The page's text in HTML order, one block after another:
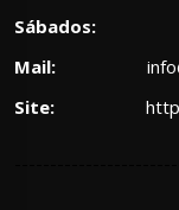
Sábados: 8:00
Mail:
Site: